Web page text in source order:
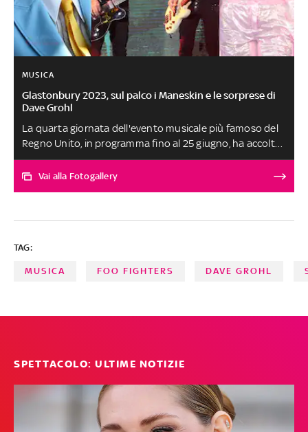
MUSICA
Glastonbury 2023, sul palco i Maneskin e le sorprese di
Dave Grohl
La quarta giornata dell'evento musicale più famoso del
Regno Unito, in programma fino al 25 giugno, ha accolto
l'attrice premio Oscar e il frontman dei Foo Fighters, che
ha prima affiancato i The Pretenders in compagnia del
energia di Lizzo, gli intoppi di Lana Del Rey, il saluto di
Måneskin
Vai alla Fotogallery
TAG:
MUSICA FOO FIGHTERS DAVE GROHL
SPETTACOLO: ULTIME NOTIZIE